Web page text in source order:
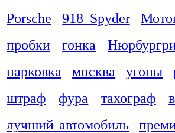
Porsche
918 Spyder
пробки
гонка
парковка
москва угоны
штраф
фура тахограф
лучший автомобиль